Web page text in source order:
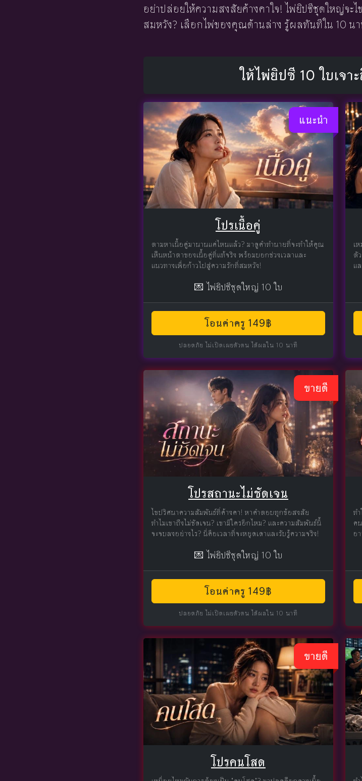
อย่าปล่อยให้ความสงสัยค้างคาใจ! ไพ่ยิปซีชุดใหญ่จะไ
สมหวัง? เลือกไพ่ของคุณด้านล่าง รู้ผลทันทีใน 10 น
ให้ไพ่ยิปซี 10 ใบเจา
แนะนำ
โปรเนื้อคู่
ตามหาเนื้อคู่มานานแค่ไหนแล้ว? มาดูคำทำนายที่จะทำให้คุณ
เห็นหน้าตาของเนื้อคู่ที่แท้จริง พร้อมบอกช่วงเวลาและ
แนวทางเพื่อก้าวไปสู่ความรักที่สมหวัง!
💌 ไพ่ยิปซีชุดใหญ่ 10 ใบ
โอนค่าครู 149฿
ปลอดภัย ไม่เปิดเผยตัวตน ได้ผลใน 10 นาที
เ
ตั
แ
ขายดี
โปรสถานะไม่ชัดเจน
ไขปริศนาความสัมพันธ์ที่ค้างคา! หาคำตอบทุกข้อสงสัย
ทำไมเขาถึงไม่ชัดเจน? เขามีใครอีกไหม? และความสัมพันธ์นี้
จะจบลงอย่างไร? นี่คือเวลาที่จะหยุดเดาและรับรู้ความจริง!
💌 ไพ่ยิปซีชุดใหญ่ 10 ใบ
โอนค่าครู 149฿
ปลอดภัย ไม่เปิดเผยตัวตน ได้ผลใน 10 นาที
ท
ค
อ
ขายดี
โปรคนโสด